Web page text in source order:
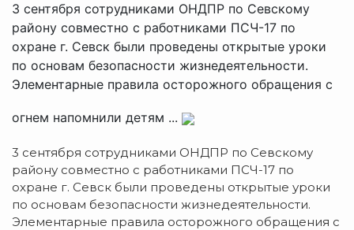
3 сентября сотрудниками ОНДПР по Севскому
району совместно с работниками ПСЧ-17 по
охране г. Севск были проведены открытые уроки
по основам безопасности жизнедеятельности.
Элементарные правила осторожного обращения с
огнем напомнили детям ...
3 сентября сотрудниками ОНДПР по Севскому
району совместно с работниками ПСЧ-17 по
охране г. Севск были проведены открытые уроки
по основам безопасности жизнедеятельности.
Элементарные правила осторожного обращения с